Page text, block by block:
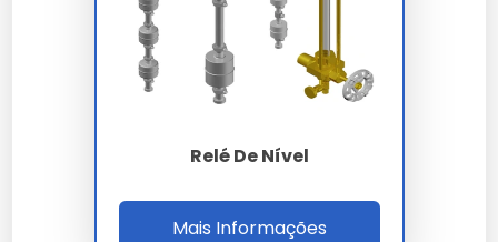
Fixe o relé no local adequado dentro do painel
de controle.
Configure o relé conforme as instruções do
garantir funcionamento correto.
Faixa de Preço
Relé De Nível
Mais Informações